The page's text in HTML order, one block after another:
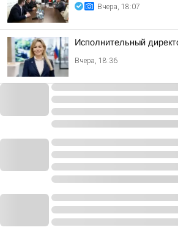
Вчера, 18:07
Исполнительный
Вчера, 18:36